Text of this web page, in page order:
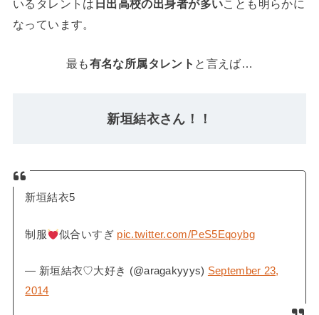
いるタレントは 日出高校の出身者が多いことも明らかに
なっています。
最も有名な所属タレント と言えば…
新垣結衣さん！！
新垣結衣5
制服 似合いすぎ pic.twitter.com/PeS5Eqoybg
— 新垣結衣♡大好き (@aragakyyys) September 23,
2014